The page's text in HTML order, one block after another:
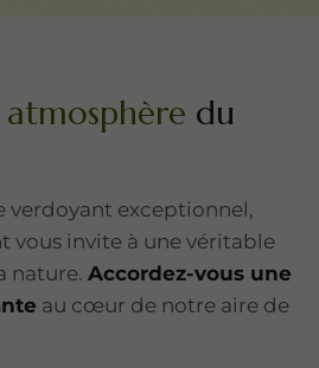
du
verdoyant exceptionnel,
vous invite à une véritable
nature. Accordez-vous une
au cœur de notre aire de